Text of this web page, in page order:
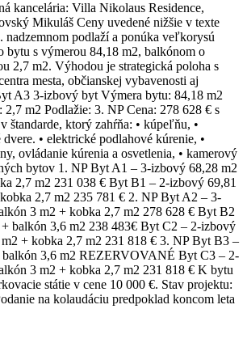
kancelária: Villa Nikolaus Residence,
Mikuláš Ceny uvedené nižšie v texte
nadzemnom podlaží a ponúka veľkorysú
bytu s výmerou 84,18 m2, balkónom o
2,7 m2. Výhodou je strategická poloha s
mesta, občianskej vybavenosti aj
A3 3-izbový byt Výmera bytu: 84,18 m2
m2 Podlažie: 3. NP Cena: 278 628 € s
štandarde, ktorý zahŕňa: • kúpeľňu, •
• elektrické podlahové kúrenie, •
ovládanie kúrenia a osvetlenia, • kamerový
bytov 1. NP Byt A1 – 3-izbový 68,28 m2
2,7 m2 231 038 € Byt B1 – 2-izbový 69,81
2,7 m2 235 781 € 2. NP Byt A2 – 3-
3 m2 + kobka 2,7 m2 278 628 € Byt B2
balkón 3,6 m2 238 483€ Byt C2 – 2-izbový
+ kobka 2,7 m2 231 818 € 3. NP Byt B3 –
3,6 m2 REZERVOVANÉ Byt C3 – 2-
3 m2 + kobka 2,7 m2 231 818 € K bytu
státie v cene 10 000 €. Stav projektu:
na kolaudáciu predpoklad koncom leta